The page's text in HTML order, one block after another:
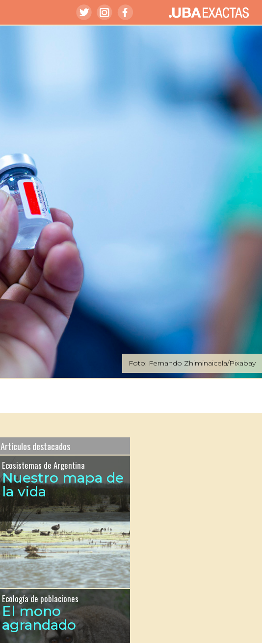
Foto: Fernando Zhiminaicela/Pixabay
Artículos destacados
Ecosistemas de Argentina
Nuestro mapa de
la vida
Ecología de poblaciones
El mono
agrandado